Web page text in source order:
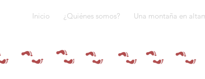
Inicio ¿Quiénes somos? Una montaña en